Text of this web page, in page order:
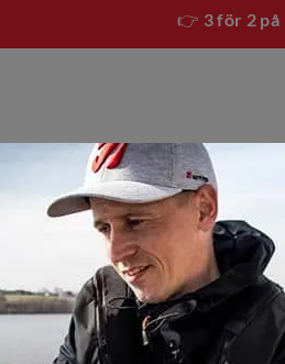
👉 3 för 2 på